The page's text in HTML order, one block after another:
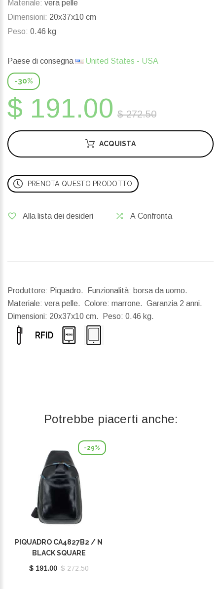
Materiale: vera pelle
Dimensioni: 20x37x10 cm
Peso: 0.46 kg
Paese di consegna United States - USA
-30%
$ 191.00 $ 272.50
ACQUISTA
PRENOTA QUESTO PRODOTTO
Alla lista dei desideri A Confronta
Produttore: Piquadro. Funzionalità: borsa da uomo.
Materiale: vera pelle. Colore: marrone. Garanzia 2 anni.
Dimensioni: 20x37x10 cm. Peso: 0.46 kg.
Potrebbe piacerti anche:
-29%
PIQUADRO CA4827B2 / N
BLACK SQUARE
$ 191.00 $ 272.50